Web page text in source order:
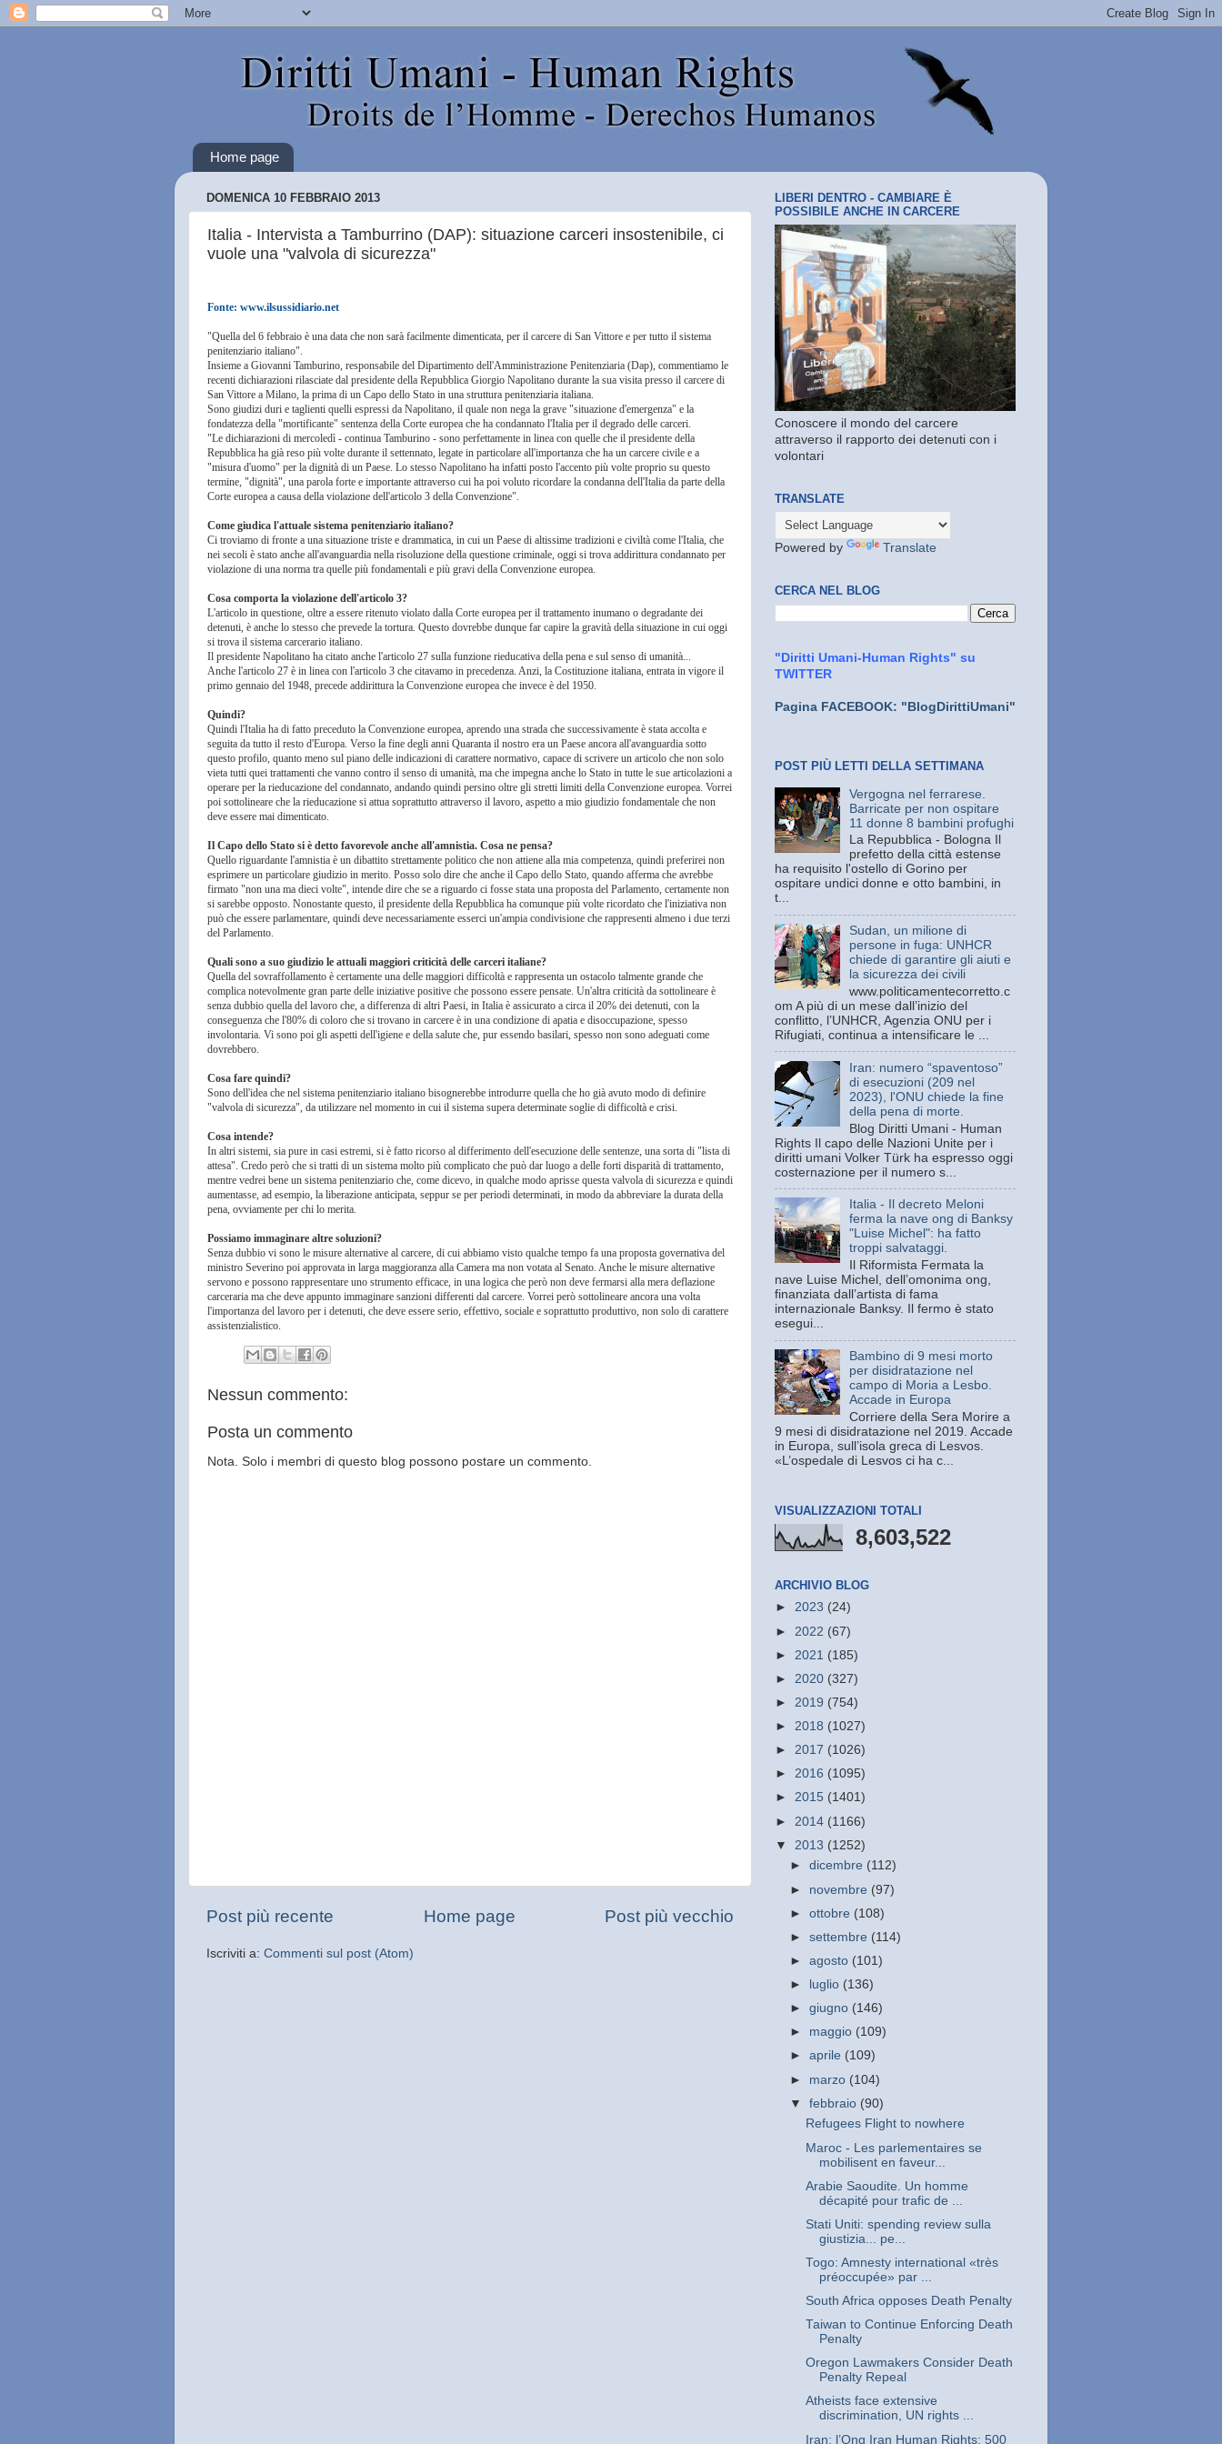
Home page
DOMENICA 10 FEBBRAIO 2013
Italia - Intervista a Tamburrino (DAP): situazione carceri insostenibile, ci
vuole una "valvola di sicurezza"
Fonte: www.ilsussidiario.net
"Quella del 6 febbraio è una data che non sarà facilmente dimenticata, per il carcere di San Vittore e per tutto il sistema
penitenziario italiano".
Insieme a Giovanni Tamburino, responsabile del Dipartimento dell'Amministrazione Penitenziaria (Dap), commentiamo le
recenti dichiarazioni rilasciate dal presidente della Repubblica Giorgio Napolitano durante la sua visita presso il carcere di
San Vittore a Milano, la prima di un Capo dello Stato in una struttura penitenziaria italiana.
Sono giudizi duri e taglienti quelli espressi da Napolitano, il quale non nega la grave "situazione d'emergenza" e la
fondatezza della "mortificante" sentenza della Corte europea che ha condannato l'Italia per il degrado delle carceri.
"Le dichiarazioni di mercoledì - continua Tamburino - sono perfettamente in linea con quelle che il presidente della
Repubblica ha già reso più volte durante il settennato, legate in particolare all'importanza che ha un carcere civile e a
"misura d'uomo" per la dignità di un Paese. Lo stesso Napolitano ha infatti posto l'accento più volte proprio su questo
termine, "dignità", una parola forte e importante attraverso cui ha poi voluto ricordare la condanna dell'Italia da parte della
Corte europea a causa della violazione dell'articolo 3 della Convenzione".
Come giudica l'attuale sistema penitenziario italiano?
Ci troviamo di fronte a una situazione triste e drammatica, in cui un Paese di altissime tradizioni e civiltà come l'Italia, che
nei secoli è stato anche all'avanguardia nella risoluzione della questione criminale, oggi si trova addirittura condannato per
violazione di una norma tra quelle più fondamentali e più gravi della Convenzione europea.
Cosa comporta la violazione dell'articolo 3?
L'articolo in questione, oltre a essere ritenuto violato dalla Corte europea per il trattamento inumano o degradante dei
detenuti, è anche lo stesso che prevede la tortura. Questo dovrebbe dunque far capire la gravità della situazione in cui oggi
si trova il sistema carcerario italiano.
Il presidente Napolitano ha citato anche l'articolo 27 sulla funzione rieducativa della pena e sul senso di umanità...
Anche l'articolo 27 è in linea con l'articolo 3 che citavamo in precedenza. Anzi, la Costituzione italiana, entrata in vigore il
primo gennaio del 1948, precede addirittura la Convenzione europea che invece è del 1950.
Quindi?
Quindi l'Italia ha di fatto preceduto la Convenzione europea, aprendo una strada che successivamente è stata accolta e
seguita da tutto il resto d'Europa. Verso la fine degli anni Quaranta il nostro era un Paese ancora all'avanguardia sotto
questo profilo, quanto meno sul piano delle indicazioni di carattere normativo, capace di scrivere un articolo che non solo
vieta tutti quei trattamenti che vanno contro il senso di umanità, ma che impegna anche lo Stato in tutte le sue articolazioni a
operare per la rieducazione del condannato, andando quindi persino oltre gli stretti limiti della Convenzione europea. Vorrei
poi sottolineare che la rieducazione si attua soprattutto attraverso il lavoro, aspetto a mio giudizio fondamentale che non
deve essere mai dimenticato.
Il Capo dello Stato si è detto favorevole anche all'amnistia. Cosa ne pensa?
Quello riguardante l'amnistia è un dibattito strettamente politico che non attiene alla mia competenza, quindi preferirei non
esprimere un particolare giudizio in merito. Posso solo dire che anche il Capo dello Stato, quando afferma che avrebbe
firmato "non una ma dieci volte", intende dire che se a riguardo ci fosse stata una proposta del Parlamento, certamente non
si sarebbe opposto. Nonostante questo, il presidente della Repubblica ha comunque più volte ricordato che l'iniziativa non
può che essere parlamentare, quindi deve necessariamente esserci un'ampia condivisione che rappresenti almeno i due terzi
del Parlamento.
Quali sono a suo giudizio le attuali maggiori criticità delle carceri italiane?
Quella del sovraffollamento è certamente una delle maggiori difficoltà e rappresenta un ostacolo talmente grande che
complica notevolmente gran parte delle iniziative positive che possono essere pensate. Un'altra criticità da sottolineare è
senza dubbio quella del lavoro che, a differenza di altri Paesi, in Italia è assicurato a circa il 20% dei detenuti, con la
conseguenza che l'80% di coloro che si trovano in carcere è in una condizione di apatia e disoccupazione, spesso
involontaria. Vi sono poi gli aspetti dell'igiene e della salute che, pur essendo basilari, spesso non sono adeguati come
dovrebbero.
Cosa fare quindi?
Sono dell'idea che nel sistema penitenziario italiano bisognerebbe introdurre quella che ho già avuto modo di definire
"valvola di sicurezza", da utilizzare nel momento in cui il sistema supera determinate soglie di difficoltà e crisi.
Cosa intende?
In altri sistemi, sia pure in casi estremi, si è fatto ricorso al differimento dell'esecuzione delle sentenze, una sorta di "lista di
attesa". Credo però che si tratti di un sistema molto più complicato che può dar luogo a delle forti disparità di trattamento,
mentre vedrei bene un sistema penitenziario che, come dicevo, in qualche modo aprisse questa valvola di sicurezza e quindi
aumentasse, ad esempio, la liberazione anticipata, seppur se per periodi determinati, in modo da abbreviare la durata della
pena, ovviamente per chi lo merita.
Possiamo immaginare altre soluzioni?
Senza dubbio vi sono le misure alternative al carcere, di cui abbiamo visto qualche tempo fa una proposta governativa del
ministro Severino poi approvata in larga maggioranza alla Camera ma non votata al Senato. Anche le misure alternative
servono e possono rappresentare uno strumento efficace, in una logica che però non deve fermarsi alla mera deflazione
carceraria ma che deve appunto immaginare sanzioni differenti dal carcere. Vorrei però sottolineare ancora una volta
l'importanza del lavoro per i detenuti, che deve essere serio, effettivo, sociale e soprattutto produttivo, non solo di carattere
assistenzialistico.
Nessun commento:
Posta un commento
Nota. Solo i membri di questo blog possono postare un commento.
Post più recente Post più vecchio
Home page
Iscriviti a: Commenti sul post (Atom)
LIBERI DENTRO - CAMBIARE È
POSSIBILE ANCHE IN CARCERE
Conoscere il mondo del carcere
attraverso il rapporto dei detenuti con i
volontari
TRANSLATE
Powered by Translate
CERCA NEL BLOG
"Diritti Umani-Human Rights" su
TWITTER
Pagina FACEBOOK: "BlogDirittiUmani"
POST PIÙ LETTI DELLA SETTIMANA
Vergogna nel ferrarese.
Barricate per non ospitare
11 donne 8 bambini profughi
La Repubblica - Bologna Il
prefetto della città estense
ha requisito l'ostello di Gorino per
ospitare undici donne e otto bambini, in
t...
Sudan, un milione di
persone in fuga: UNHCR
chiede di garantire gli aiuti e
la sicurezza dei civili
www.politicamentecorretto.c
om A più di un mese dall’inizio del
conflitto, l’UNHCR, Agenzia ONU per i
Rifugiati, continua a intensificare le ...
Iran: numero “spaventoso”
di esecuzioni (209 nel
2023), l'ONU chiede la fine
della pena di morte.
Blog Diritti Umani - Human
Rights Il capo delle Nazioni Unite per i
diritti umani Volker Türk ha espresso oggi
costernazione per il numero s...
Italia - Il decreto Meloni
ferma la nave ong di Banksy
"Luise Michel": ha fatto
troppi salvataggi.
Il Riformista Fermata la
nave Luise Michel, dell’omonima ong,
finanziata dall’artista di fama
internazionale Banksy. Il fermo è stato
esegui...
Bambino di 9 mesi morto
per disidratazione nel
campo di Moria a Lesbo.
Accade in Europa
Corriere della Sera Morire a
9 mesi di disidratazione nel 2019. Accade
in Europa, sull’isola greca di Lesvos.
«L’ospedale di Lesvos ci ha c...
VISUALIZZAZIONI TOTALI
8,603,522
ARCHIVIO BLOG
► 2023 (24)
► 2022 (67)
► 2021 (185)
► 2020 (327)
► 2019 (754)
► 2018 (1027)
► 2017 (1026)
► 2016 (1095)
► 2015 (1401)
► 2014 (1166)
▼ 2013 (1252)
►dicembre (112)
► novembre (97)
►ottobre (108)
►settembre (114)
►agosto (101)
►
luglio (136)
►giugno (146)
► maggio (109)
►aprile (109)
► marzo (104)
▼febbraio (90)
Refugees Flight to nowhere
Maroc - Les parlementaires se
mobilisent en faveur...
Arabie Saoudite. Un homme
décapité pour trafic de ...
Stati Uniti: spending review sulla
giustizia... pe...
Togo: Amnesty international «très
préoccupée» par ...
South Africa opposes Death Penalty
Taiwan to Continue Enforcing Death
Penalty
Oregon Lawmakers Consider Death
Penalty Repeal
Atheists face extensive
discrimination, UN rights ...
Iran: l’Ong Iran Human Rights; 500